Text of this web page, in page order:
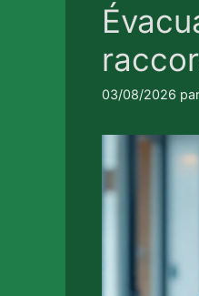
03/08/2026 par